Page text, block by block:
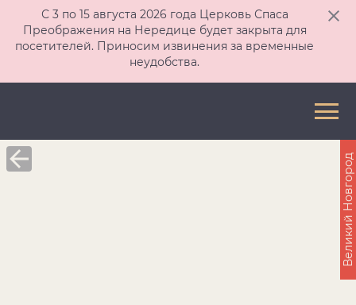
С 3 по 15 августа 2026 года Церковь Спаса
Преображения на Нередице будет закрыта для
посетителей. Приносим извинения за временные
неудобства.
Великий Новгород